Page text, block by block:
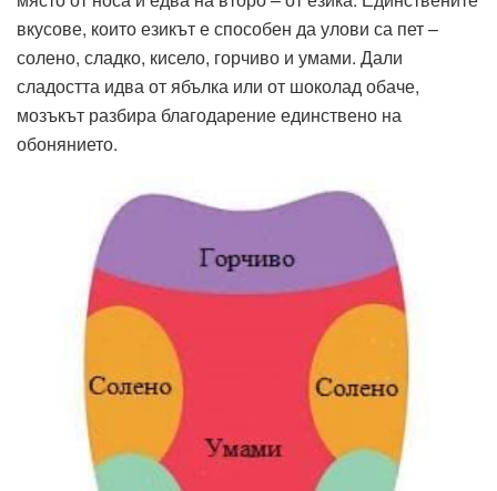
вкусове, които езикът е способен да улови са пет –
солено, сладко, кисело, горчиво и умами. Дали
сладостта идва от ябълка или от шоколад обаче,
мозъкът разбира благодарение единствено на
обонянието.